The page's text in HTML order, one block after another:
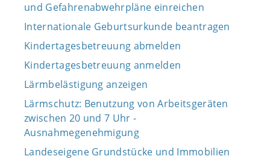
und Gefahrenabwehrpläne einreichen
Internationale Geburtsurkunde beantragen
Kindertagesbetreuung abmelden
Kindertagesbetreuung anmelden
Lärmbelästigung anzeigen
Lärmschutz: Benutzung von Arbeitsgeräten
zwischen 20 und 7 Uhr -
Ausnahmegenehmigung
Landeseigene Grundstücke und Immobilien